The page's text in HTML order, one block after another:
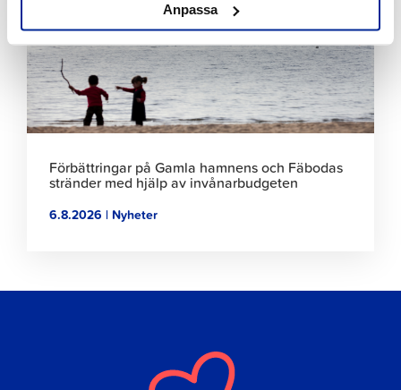
Anpassa
artikeln
Förbättringar på Gamla hamnens och Fäbodas
stränder med hjälp av invånarbudgeten
6.8.2026 | Nyheter